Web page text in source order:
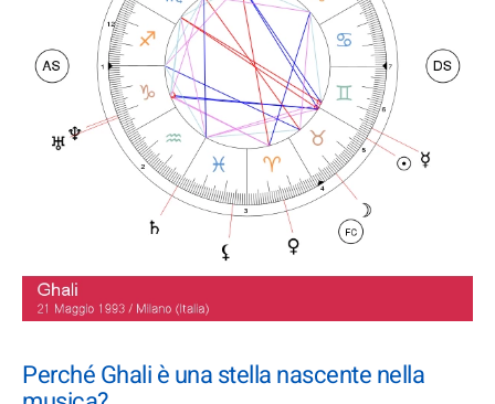
Perché Ghali è una stella nascente nella